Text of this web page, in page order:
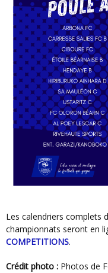
Les calendriers complets de la saison pour chacun de ces
championnats seront en
COMPETITIONS.
Crédit photo : Photos de